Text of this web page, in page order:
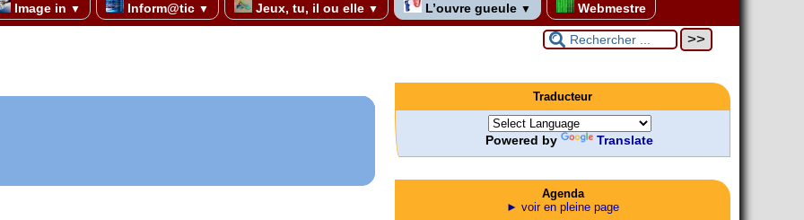
Image in ▼ Inform@tic ▼ Jeux, tu, il ou elle ▼ L’ouvre gueule ▼ Webmestre
Traducteur
Powered by Translate
Agenda
► voir en pleine page